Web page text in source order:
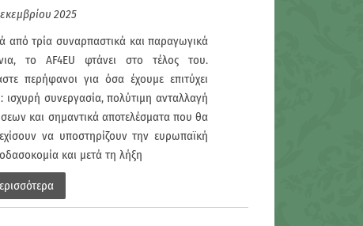
2025
από τρία συναρπαστικά και παραγωγικά
το AF4EU φτάνει στο τέλος του.
περήφανοι για όσα έχουμε επιτύχει
ισχυρή συνεργασία, πολύτιμη ανταλλαγή
και σημαντικά αποτελέσματα που θα
να υποστηρίζουν την ευρωπαϊκή
και μετά τη λήξη